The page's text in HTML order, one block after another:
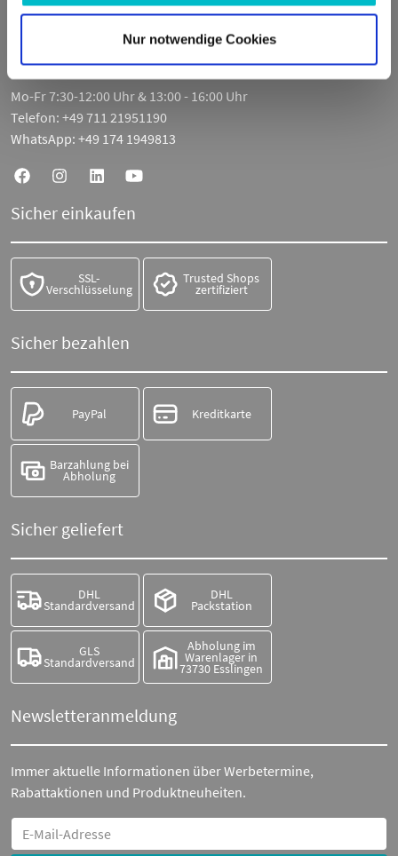
Nur notwendige Cookies
Deutschland
Mo-Fr 7:30-12:00 Uhr & 13:00 - 16:00 Uhr
Telefon: +49 711 21951190
WhatsApp: +49 174 1949813
Sicher einkaufen
SSL-
Verschlüsselung
Trusted Shops
zertifiziert
Sicher bezahlen
PayPal Kreditkarte
Barzahlung bei
Abholung
Sicher geliefert
DHL
Standardversand
DHL
Packstation
GLS
Standardversand
Abholung im
Warenlager in
73730 Esslingen
Newsletteranmeldung
Immer aktuelle Informationen über Werbetermine,
Rabattaktionen und Produktneuheiten.